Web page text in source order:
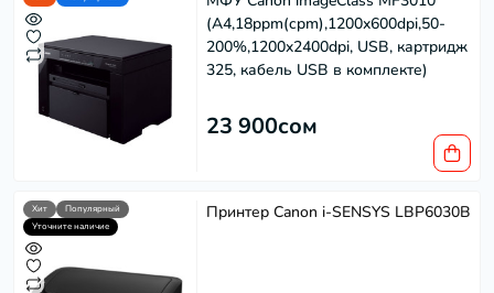
(A4,18ppm(cpm),1200x600dpi,50-
200%,1200x2400dpi, USB, картридж
325, кабель USB в комплекте)
23 900сом
Хит
Популярный
Уточните наличие
Принтер Canon i-SENSYS LBP6030B